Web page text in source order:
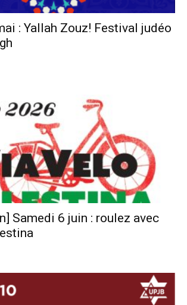
: Yallah Zouz! Festival judéo
Samedi 6 juin : roulez avec